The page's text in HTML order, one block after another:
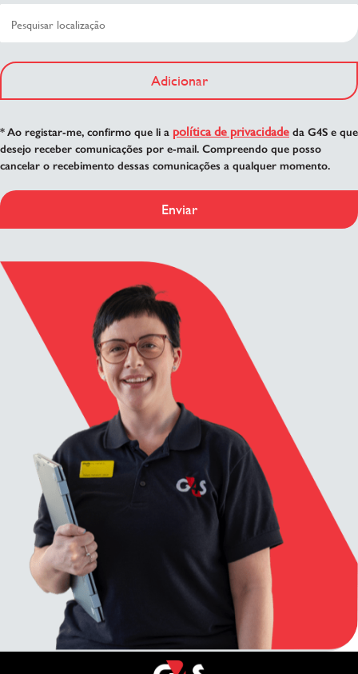
Adicionar
* Ao registar-me, confirmo que li a política de privacidade da G4S e que
desejo receber comunicações por e-mail. Compreendo que posso
cancelar o recebimento dessas comunicações a qualquer momento.
Enviar